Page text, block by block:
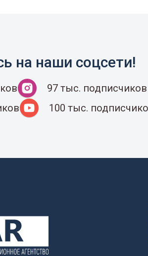
на наши соцсети!
97 тыс. подписчиков
100 тыс.